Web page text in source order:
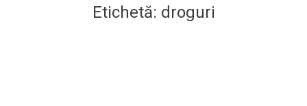
Etichetă: droguri